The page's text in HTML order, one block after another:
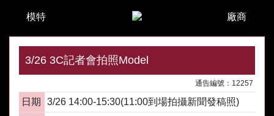
模特 廠商
3/26 3C記者會拍照Model
通告編號：12257
日期
3/26 14:00-15:30(11:00到場拍攝新聞發稿照)